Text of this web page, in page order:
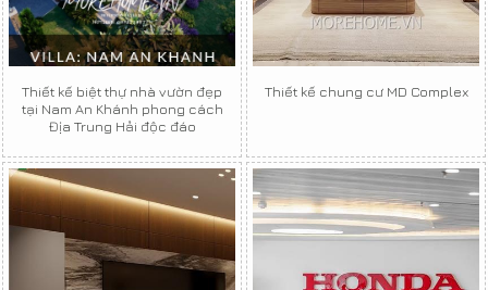
Thiết kế biệt thự nhà vườn đẹp
tại Nam An Khánh phong cách
Địa Trung Hải độc đáo
Thiết kế chung cư MD Complex